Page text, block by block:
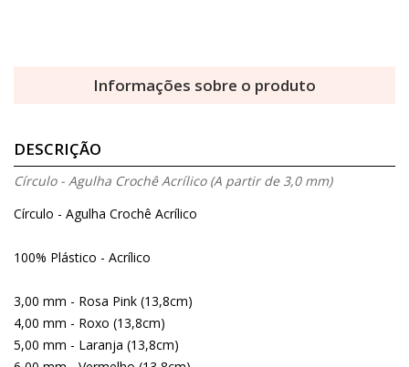
Informações sobre o produto
DESCRIÇÃO
Círculo - Agulha Crochê Acrílico (A partir de 3,0 mm)
Círculo - Agulha Crochê Acrílico
100% Plástico - Acrílico
3,00 mm - Rosa Pink (13,8cm)
4,00 mm - Roxo (13,8cm)
5,00 mm - Laranja (13,8cm)